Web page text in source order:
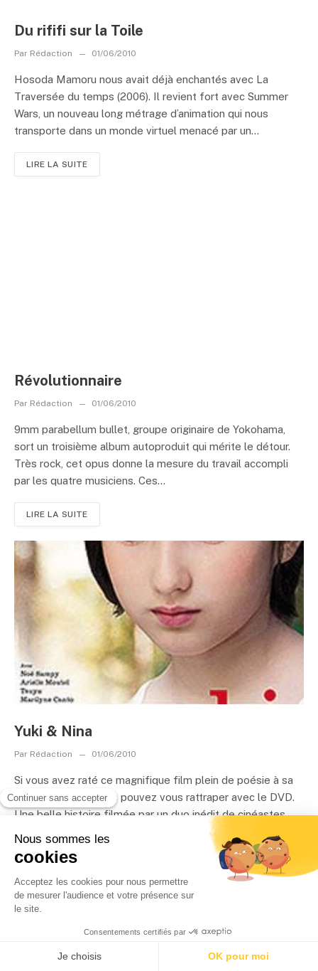
Du rififi sur la Toile
Par Rédaction 01/06/2010
Hosoda Mamoru nous avait déjà enchantés avec La
Traversée du temps (2006). Il revient fort avec Summer
Wars, un nouveau long métrage d’animation qui nous
transporte dans un monde virtuel menacé par un...
LIRE LA SUITE
Révolutionnaire
Par Rédaction 01/06/2010
9mm parabellum bullet, groupe originaire de Yokohama,
sort un troisième album autoproduit qui mérite le détour.
Très rock, cet opus donne la mesure du travail accompli
par les quatre musiciens. Ces...
LIRE LA SUITE
Yuki & Nina
Par Rédaction 01/06/2010
Si vous avez raté ce magnifique film plein de poésie à sa
sortie en salles, vous pouvez vous rattraper avec le DVD.
Une belle histoire filmée par un duo inédit de cinéastes
LIRE LA SUITE